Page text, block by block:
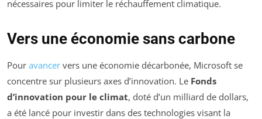
nécessaires pour limiter le réchauffement climatique.
Vers une économie sans carbone
Pour avancer vers une économie décarbonée, Microsoft se
concentre sur plusieurs axes d’innovation. Le Fonds
d’innovation pour le climat, doté d’un milliard de dollars,
a été lancé pour investir dans des technologies visant la